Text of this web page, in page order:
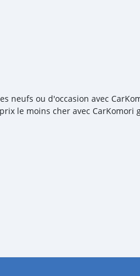
neufs ou d'occasion avec
le moins cher avec